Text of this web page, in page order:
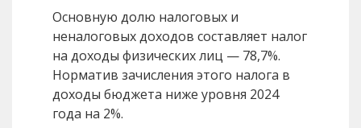
Основную долю налоговых и
неналоговых доходов составляет налог
на доходы физических лиц — 78,7%.
Норматив зачисления этого налога в
доходы бюджета ниже уровня 2024
года на 2%.